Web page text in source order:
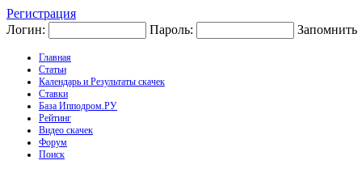
Регистрация
Логин:
Пароль: Запомнить
Главная
Статьи
Календарь и Результаты скачек
Ставки
База Ипподром.РУ
Рейтинг
Видео скачек
Форум
Поиск